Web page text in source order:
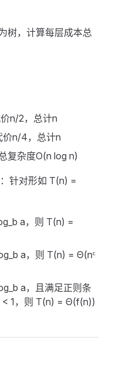
树，计算每层成本总
n/2，总计n
价n/4，总计n
复杂度O(n log n)
：针对形如 T(n) =
a，则 T(n) =
a，则 T(n) = Θ(nᶜ
a，且满足正则条
1，则 T(n) = Θ(f(n))